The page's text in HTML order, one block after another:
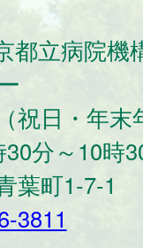
立病院
祝日・年
30分～10時
葉町1-7-1
3811